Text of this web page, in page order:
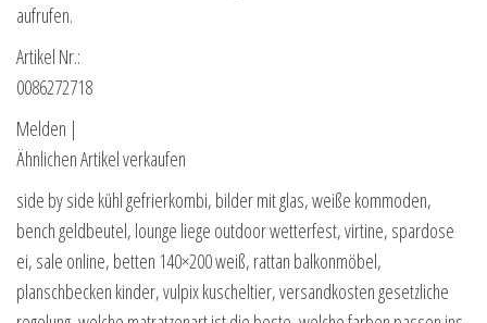
aufrufen.
Artikel Nr.:
0086272718
Melden |
Ähnlichen Artikel verkaufen
side by side kühl gefrierkombi, bilder mit glas, weiße kommoden,
bench geldbeutel, lounge liege outdoor wetterfest, virtine, spardose
ei, sale online, betten 140×200 weiß, rattan balkonmöbel,
planschbecken kinder, vulpix kuscheltier, versandkosten gesetzliche